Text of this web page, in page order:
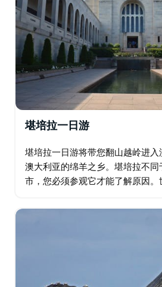
堪培拉一日游
堪培拉一日游将带您翻山越岭进入
澳大利亚的绵羊之乡。堪培拉不
市，您必须参观它才能了解原因。
最现代化和最先进的城市之一。